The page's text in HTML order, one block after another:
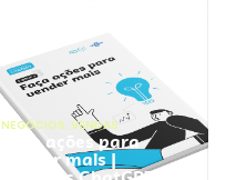
NEGÓCIOS, VENDAS
Faça ações para
vender mais |